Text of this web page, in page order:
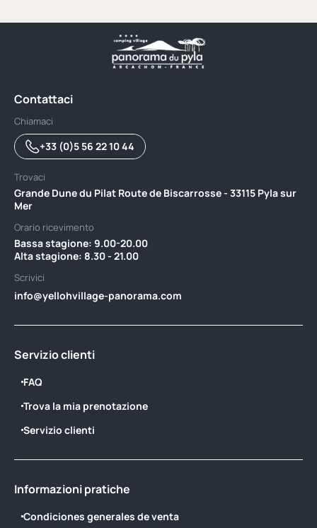
Contattaci
Chiamaci
+33 (0)5 56 22 10 44
Trovaci
Grande Dune du Pilat Route de Biscarrosse - 33115 Pyla sur
Mer
Orario ricevimento
Bassa stagione: 9.00-20.00 ‎ ‎ ‎ ‎ ‎ ‎ ‎ ‎ ‎ ‎ ‎ ‎ ‎ ‎ ‎ ‎ ‎ ‎ ‎ ‎ ‎ ‎ ‎ ‎ ‎ ‎ ‎ ‎ ‎ ‎ ‎ ‎ ‎ ‎ ‎ ‎ ‎ ‎ ‎ ‎ ‎ ‎ ‎ ‎ ‎ ‎ ‎ ‎ ‎ ‎ ‎ ‎ ‎ ‎ ‎ ‎ ‎ ‎ ‎ ‎ ‎ ‎ ‎ ‎ ‎ ‎ ‎ ‎
Alta stagione: 8.30 - 21.00
Scrivici
info@yellohvillage-panorama.com
Servizio clienti
FAQ
Trova la mia prenotazione
Servizio clienti
Informazioni pratiche
Condiciones generales de venta